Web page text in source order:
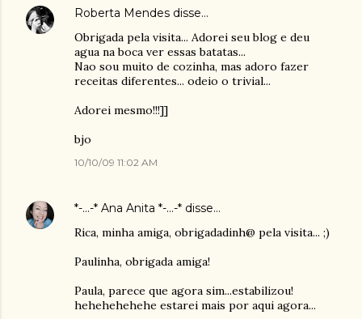
Roberta Mendes disse…
Obrigada pela visita... Adorei seu blog e deu
agua na boca ver essas batatas...
Nao sou muito de cozinha, mas adoro fazer
receitas diferentes... odeio o trivial...
Adorei mesmo!!!]]
bjo
10/10/09 11:02 AM
*-...-* Ana Anita *-...-* disse…
Rica, minha amiga, obrigadadinh@ pela visita... ;)
Paulinha, obrigada amiga!
Paula, parece que agora sim...estabilizou!
hehehehehehe estarei mais por aqui agora...